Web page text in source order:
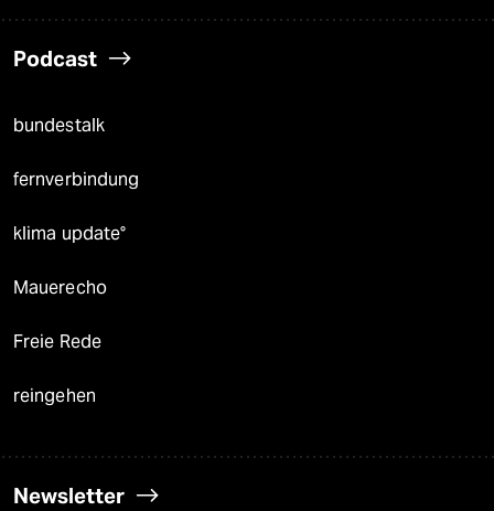
Podcast
bundestalk
fernverbindung
klima update°
Mauerecho
Freie Rede
reingehen
Newsletter